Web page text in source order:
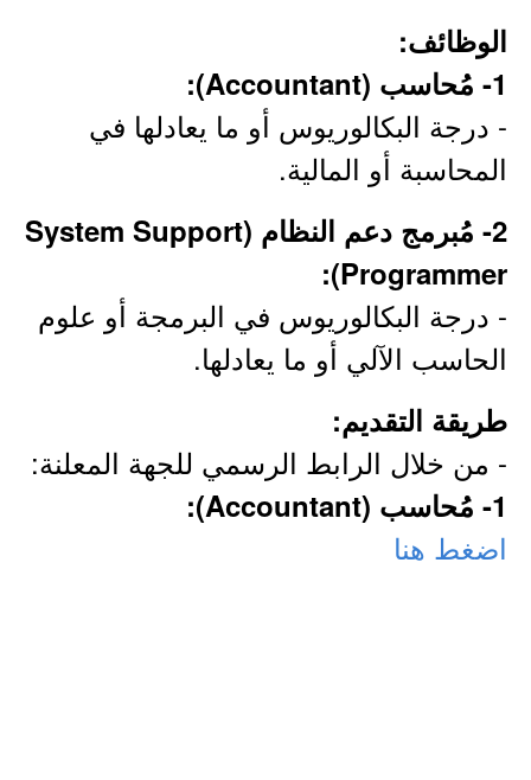
الوظائف:
1- مُحاسب (Accountant):
- درجة البكالوريوس أو ما يعادلها في
المحاسبة أو المالية.
2- مُبرمج دعم النظام (System Support
Programmer):
- درجة البكالوريوس في البرمجة أو علوم
الحاسب الآلي أو ما يعادلها.
طريقة التقديم:
- من خلال الرابط الرسمي للجهة المعلنة:
1- مُحاسب (Accountant):
اضغط هنا